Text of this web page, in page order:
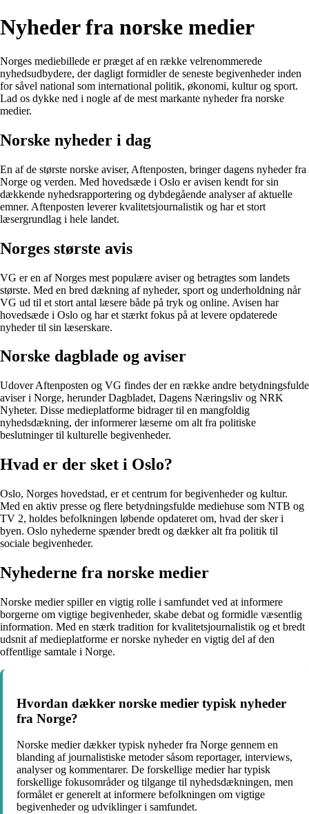
Nyheder fra norske medier
Norges mediebillede er præget af en række velrenommerede
nyhedsudbydere, der dagligt formidler de seneste begivenheder inden
for såvel national som international politik, økonomi, kultur og sport.
Lad os dykke ned i nogle af de mest markante nyheder fra norske
medier.
Norske nyheder i dag
En af de største norske aviser, Aftenposten, bringer dagens nyheder fra
Norge og verden. Med hovedsæde i Oslo er avisen kendt for sin
dækkende nyhedsrapportering og dybdegående analyser af aktuelle
emner. Aftenposten leverer kvalitetsjournalistik og har et stort
læsergrundlag i hele landet.
Norges største avis
VG er en af Norges mest populære aviser og betragtes som landets
største. Med en bred dækning af nyheder, sport og underholdning når
VG ud til et stort antal læsere både på tryk og online. Avisen har
hovedsæde i Oslo og har et stærkt fokus på at levere opdaterede
nyheder til sin læserskare.
Norske dagblade og aviser
Udover Aftenposten og VG findes der en række andre betydningsfulde
aviser i Norge, herunder Dagbladet, Dagens Næringsliv og NRK
Nyheter. Disse medieplatforme bidrager til en mangfoldig
nyhedsdækning, der informerer læserne om alt fra politiske
beslutninger til kulturelle begivenheder.
Hvad er der sket i Oslo?
Oslo, Norges hovedstad, er et centrum for begivenheder og kultur.
Med en aktiv presse og flere betydningsfulde mediehuse som NTB og
TV 2, holdes befolkningen løbende opdateret om, hvad der sker i
byen. Oslo nyhederne spænder bredt og dækker alt fra politik til
sociale begivenheder.
Nyhederne fra norske medier
Norske medier spiller en vigtig rolle i samfundet ved at informere
borgerne om vigtige begivenheder, skabe debat og formidle væsentlig
information. Med en stærk tradition for kvalitetsjournalistik og et bredt
udsnit af medieplatforme er norske nyheder en vigtig del af den
offentlige samtale i Norge.
Hvordan dækker norske medier typisk nyheder
fra Norge?
Norske medier dækker typisk nyheder fra Norge gennem en
blanding af journalistiske metoder såsom reportager, interviews,
analyser og kommentarer. De forskellige medier har typisk
forskellige fokusområder og tilgange til nyhedsdækningen, men
formålet er generelt at informere befolkningen om vigtige
begivenheder og udviklinger i samfundet.